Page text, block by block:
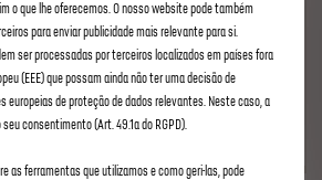
DESCOBRIR
o que lhe oferecemos. O nosso website pode também
para enviar publicidade mais relevante para si.
ser processadas por terceiros localizados em países fora
(EEE) que possam ainda não ter uma decisão de
europeias de proteção de dados relevantes. Neste caso, a
consentimento (Art. 49.1a do RGPD).
as ferramentas que utilizamos e como geri-las, pode